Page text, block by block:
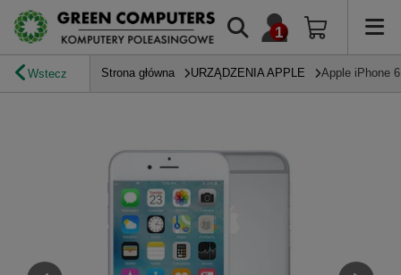
Wstecz Strona główna URZĄDZENIA APPLE Apple iPhone